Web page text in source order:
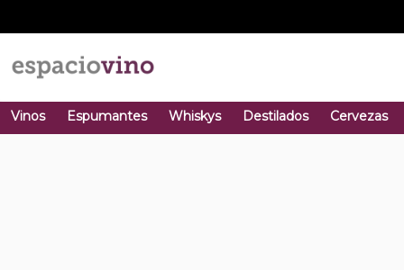
Vinos Espumantes Whiskys Destilados Cervezas